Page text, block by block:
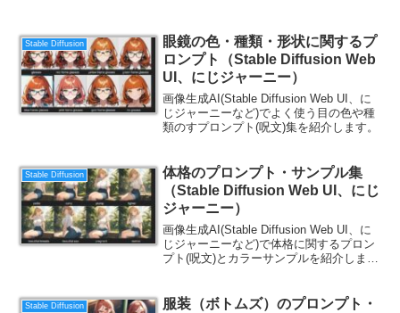
Stable Diffusion
眼鏡の色・種類・形状に関するプ
ロンプト（Stable Diffusion Web
UI、にじジャーニー）
画像生成AI(Stable Diffusion Web UI、に
じジャーニーなど)でよく使う目の色や種
類のすプロンプト(呪文)集を紹介します。
Stable Diffusion
体格のプロンプト・サンプル集
（Stable Diffusion Web UI、にじ
ジャーニー）
画像生成AI(Stable Diffusion Web UI、に
じジャーニーなど)で体格に関するプロン
プト(呪文)とカラーサンプルを紹介しま
Stable Diffusion
服装（ボトムズ）のプロンプト・